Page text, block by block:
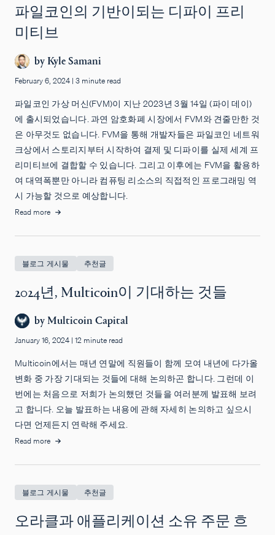
파일코인의 기반이되는 디파이 프리
미티브
by Kyle Samani
February 6, 2024 | 3 minute read
파일코인 가상 머신(FVM)이 지난 2023년 3월 14일 (파이 데이)
에 출시되었습니다. 과연 암호화폐 시장에서 FVM와 견줄만한 것
은 아무것도 없습니다. FVM을 통해 개발자들은 파일코인 네트워
크상에서 스토리지부터 시작하여 결제 및 디파이를 실제 세계 프
리미티브에 결합할 수 있습니다. 그리고 이후에는 FVM을 활용하
여 대역폭뿐만 아니라 컴퓨팅 리소스의 직접적인 프로그래밍 역
시 가능할 것으로 예상합니다.
Read more
블로그 게시물 추천글
2024년, Multicoin이 기대하는 것들
byMulticoin Capital
January 16, 2024 | 12 minute read
Multicoin에서는 매년 연말에 직원들이 함께 모여 내년에 다가올
변화 중 가장 기대되는 것들에 대해 논의하곤 합니다. 그런데 이
번에는 처음으로 저희가 논의했던 것들을 여러분께 발표해 보려
고 합니다. 오늘 발표하는 내용에 관해 자세히 논의하고 싶으시
다면 언제든지 연락해 주세요.
Read more
블로그 게시물 추천글
오라클과 애플리케이션 소유 주문 흐